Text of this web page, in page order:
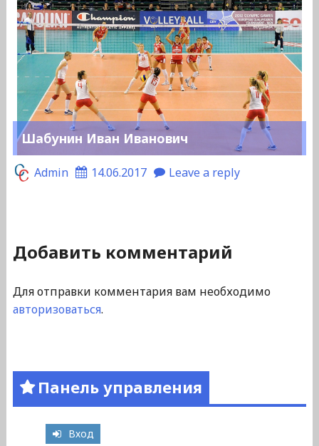
Шабунин Иван Иванович
Admin 14.06.2017 Leave a reply
Добавить комментарий
Для отправки комментария вам необходимо
авторизоваться.
Панель управления
Вход